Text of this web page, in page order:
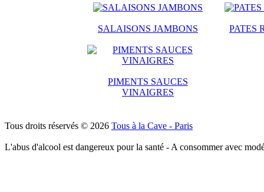
SALAISONS JAMBONS PATES
PIMENTS SAUCES
VINAIGRES
Tous droits réservés © 2026 Tous à la Cave - Paris
L'abus d'alcool est dangereux pour la santé - A consommer avec